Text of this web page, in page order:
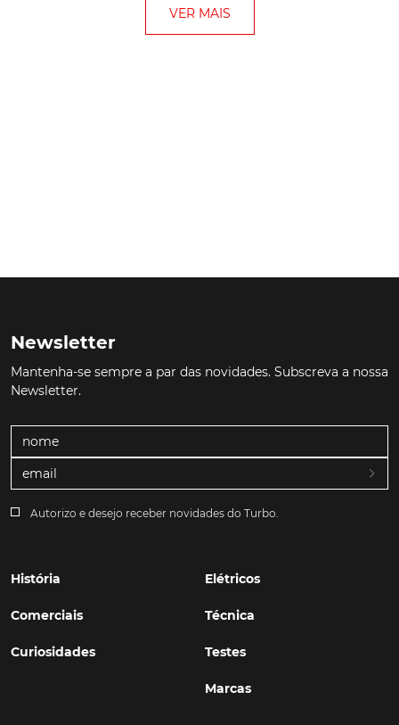
Newsletter
Mantenha-se sempre a par das novidades. Subscreva a nossa
Newsletter.
Autorizo e desejo receber novidades do Turbo.
História
Comerciais
Curiosidades
Elétricos
Técnica
Testes
Marcas